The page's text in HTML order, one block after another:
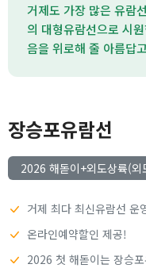
거제도 가장 많은 유람
의 대형유람선으로 시
음을 위로해 줄 아름답
장승포유람선
2026 해돋이+외도상륙(외
거제 최다 최신유람선 운
온라인예약할인 제공!
2026 첫 해돋이는 장승